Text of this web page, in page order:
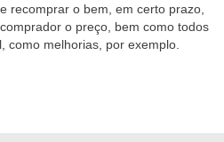
recomprar o bem, em certo prazo,
o preço, bem como todos
como melhorias, por exemplo.